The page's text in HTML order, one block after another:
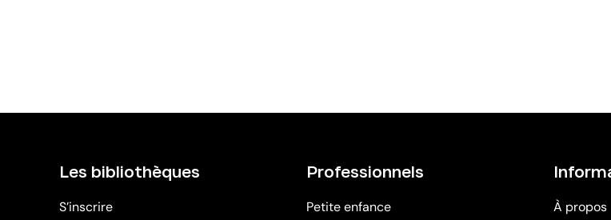
Les bibliothèques
S’inscrire
Professionnels
Petite enfance
À propos